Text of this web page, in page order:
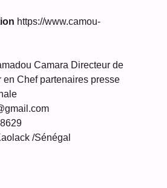
https://www.camou-
Camara Directeur de
Chef partenaires presse
/Sénégal